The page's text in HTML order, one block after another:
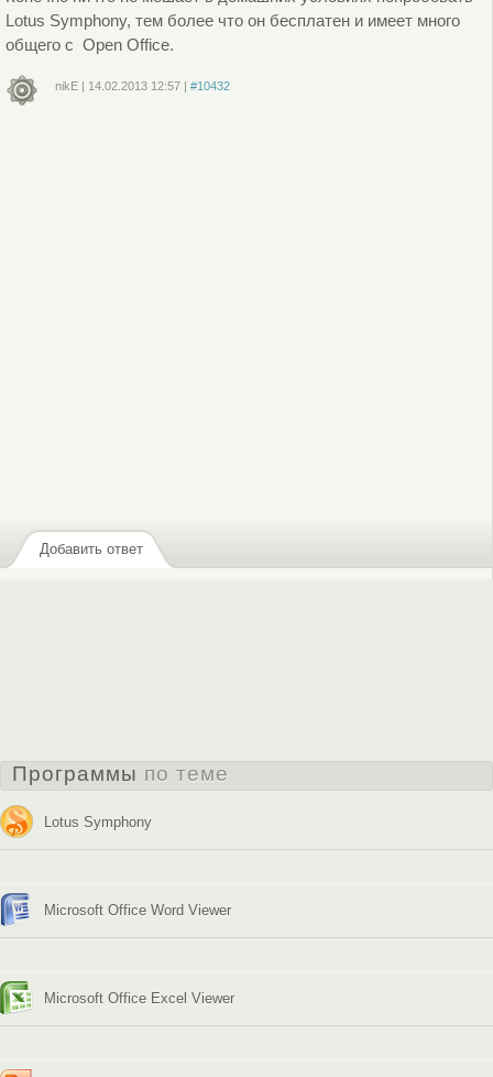
Lotus Symphony, тем более что он бесплатен и имеет много
общего с Open Office.
nikE| 14.02.2013 12:57| #10432
Добавить ответ
Программы по теме
Lotus Symphony
Microsoft Office Word Viewer
Microsoft Office Excel Viewer